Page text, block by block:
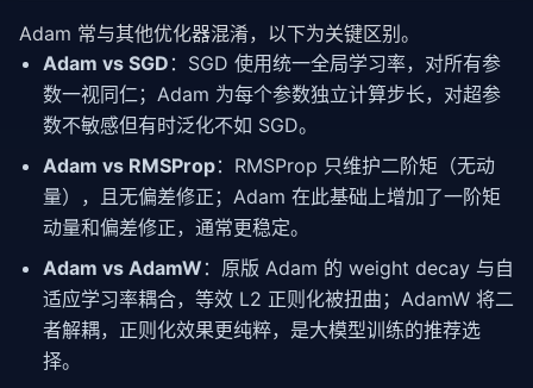
Adam 常与其他优化器混淆，以下为关键区别。
Adam vs SGD ：SGD 使用统一全局学习率，对所有参
数一视同仁；Adam 为每个参数独立计算步长，对超参
数不敏感但有时泛化不如 SGD。
Adam vs RMSProp：RMSProp 只维护二阶矩（无动
量），且无偏差修正；Adam 在此基础上增加了一阶矩
动量和偏差修正，通常更稳定。
Adam vs AdamW ：原版 Adam 的 weight decay 与自
适应学习率耦合，等效 L2 正则化被扭曲；AdamW 将二
者解耦，正则化效果更纯粹，是大模型训练的推荐选
择。